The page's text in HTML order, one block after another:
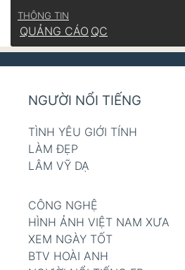
THÔNG TIN
QUẢNG CÁO QC
NGƯỜI NỔI TIẾNG
TÌNH YÊU GIỚI TÍNH
LÀM ĐẸP
LÂM VỸ DẠ
CÔNG NGHỆ
HÌNH ẢNH VIỆT NAM XƯA
XEM NGÀY TỐT
BTV HOÀI ANH